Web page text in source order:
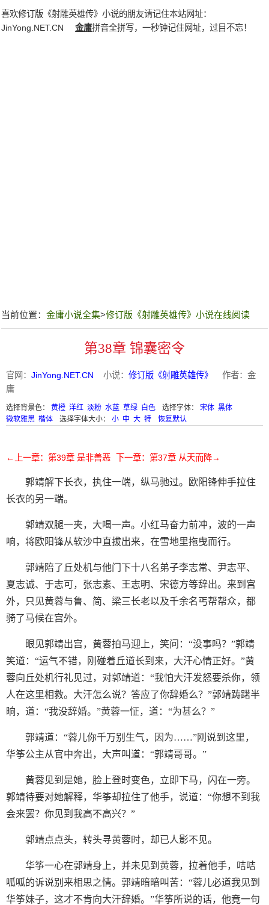
喜欢修订版《射雕英雄传》小说的朋友请记住本站网址：
JinYong.NET.CN
金庸拼音全拼写，一秒钟记住网址，过目不忘！
当前位置： 金庸小说全集>修订版《射雕英雄传》小说在线阅读
第38章 锦囊密令
官网： JinYong.NET.CN 小说： 修订版《射雕英雄传》
作者：金
庸
选择背景色： 黄橙 洋红 淡粉 水蓝 草绿 白色 选择字体： 宋体 黑体
微软雅黑 楷体 选择字体大小： 小 中 大 特 恢复默认
←上一章：第39章 是非善恶 下一章：第37章 从天而降→
郭靖解下长衣，执住一端，纵马驰过。欧阳锋伸手拉住
长衣的另一端。
郭靖双腿一夹，大喝一声。小红马奋力前冲，波的一声
响，将欧阳锋从软沙中直拔出来，在雪地里拖曳而行。
郭靖陪了丘处机与他门下十八名弟子李志常、尹志平、
夏志诚、于志可，张志素、王志明、宋德方等辞出。来到宫
外，只见黄蓉与鲁、简、梁三长老以及千余名丐帮帮众，都
骑了马候在宫外。
眼见郭靖出宫，黄蓉拍马迎上，笑问：“没事吗？”郭靖
笑道：“运气不错，刚碰着丘道长到来，大汗心情正好。”黄
蓉向丘处机行礼见过，对郭靖道：“我怕大汗发怒要杀你，领
人在这里相救。大汗怎么说？答应了你辞婚么？”郭靖踌躇半
晌，道：“我没辞婚。”黄蓉一怔，道：“为甚么？”
郭靖道：“蓉儿你千万别生气，因为……”刚说到这里，
华筝公主从官中奔出，大声叫道：“郭靖哥哥。”
黄蓉见到是她，脸上登时变色，立即下马，闪在一旁。
郭靖待要对她解释，华筝却拉住了他手，说道：“你想不到我
会来罢？你见到我高不高兴？”
郭靖点点头，转头寻黄蓉时，却已人影不见。
华筝一心在郭靖身上，并未见到黄蓉，拉着他手，咭咭
呱呱的诉说别来相思之情。郭靖暗暗叫苦：“蓉儿必道我见到
华筝妹子，这才不肯向大汗辞婚。”华筝所说的话，他竟一句